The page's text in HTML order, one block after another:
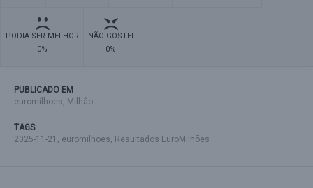
PODIA SER MELHOR
0%
NÃO GOSTEI
0%
PUBLICADO EM
euromilhoes, Milhão
TAGS
2025-11-21 , euromilhoes, Resultados EuroMilhões